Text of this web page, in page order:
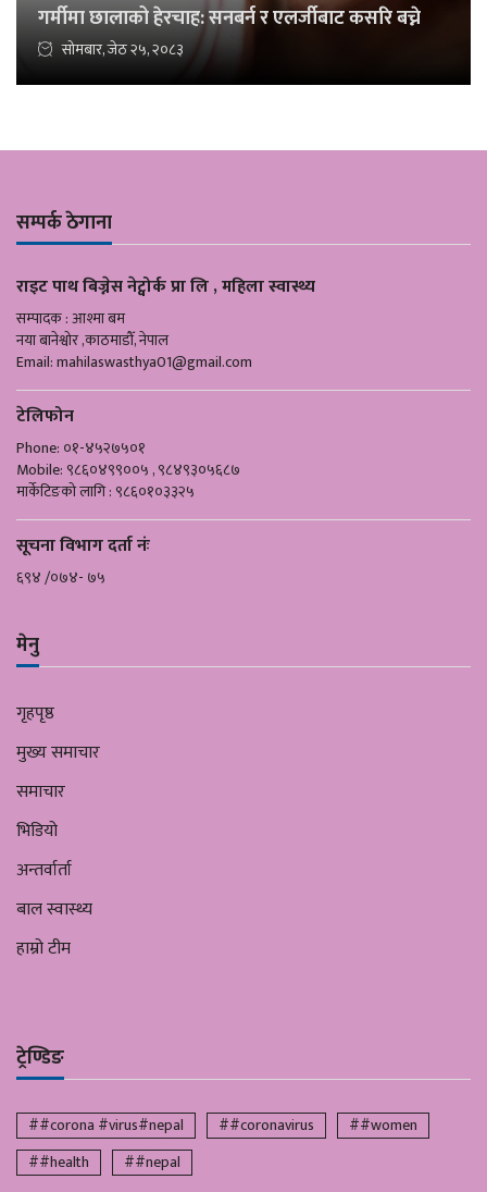
गर्मीमा छालाको हेरचाह: सनबर्न र एलर्जीबाट कसरि बच्ने
सोमबार, जेठ २५, २०८३
सम्पर्क ठेगाना
राइट पाथ बिज्नेस नेट्वोर्क प्रा लि , महिला स्वास्थ्य
सम्पादक : आश्मा बम
नया बानेश्वोर ,काठमाडौँ, नेपाल
Email:mahilaswasthya01@gmail.com
टेलिफोन
Phone: ०१-४५२७५०१
Mobile: ९८६०४९९००५ , ९८४९३०५६८७
मार्केटिङको लागि : ९८६०१०३३२५
सूचना विभाग दर्ता नंः
६९४ /०७४- ७५
मेनु
गृहपृष्ठ
मुख्य समाचार
समाचार
भिडियो
अन्तर्वार्ता
बाल स्वास्थ्य
हाम्रो टीम
ट्रेण्डिङ
##corona #virus#nepal ##coronavirus
##women
##health
##nepal